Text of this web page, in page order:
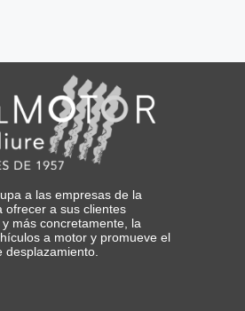
a las empresas de la
ofrecer a sus clientes
más concretamente, la
a motor y promueve el